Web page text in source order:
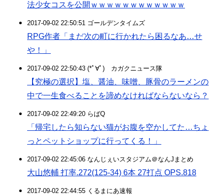
法少女コスを公開ｗｗｗｗｗｗｗｗｗｗｗｗ
2017-09-02 22:50:51 ゴールデンタイムズ
RPG作者「まだ次の町に行かれたら困るなあ…せ
や！」
2017-09-02 22:50:43 (*ﾟ∀ﾟ)ゞカガクニュース隊
【究極の選択】塩、醤油、味噌、豚骨のラーメンの
中で一生食べることを諦めなければならないなら？
2017-09-02 22:49:20 らばQ
「帰宅したら知らない猫がお腹を空かしてた…ちょ
っとペットショップに行ってくる！」
2017-09-02 22:45:06 なんじぇいスタジアム＠なんJまとめ
大山悠輔 打率.272(125-34) 6本 27打点 OPS.818
2017-09-02 22:44:55 くるまにあ速報